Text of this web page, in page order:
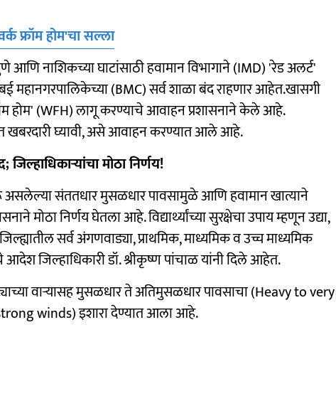
फ्रॉम होम'चा सल्ला
नाशिकच्या घाटांसाठी हवामान विभागाने (IMD) 'रेड अलर्ट'
(BMC) सर्व शाळा बंद राहणार आहेत.खासगी
होम' (WFH) लागू करण्याचे आवाहन प्रशासनाने केले आहे.
घेत खबरदारी घ्यावी, असे आवाहन करण्यात आले आहे.
मोठा निर्णय!
असलेल्या संततधार मुसळधार पावसामुळे आणि हवामान खात्याने
मोठा निर्णय घेतला आहे. विद्यार्थ्यांच्या सुरक्षेचा उपाय म्हणून उद्या,
सर्व अंगणवाड्या, प्राथमिक, माध्यमिक व उच्च माध्यमिक
जिल्हाधिकारी डॉ. श्रीकृष्ण पांचाळ यांनी दिले आहेत.
वाऱ्यासह मुसळधार ते अतिमुसळधार पावसाचा (Heavy to very
winds) इशारा देण्यात आला आहे.